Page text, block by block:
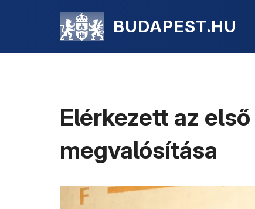
BUDAPEST.HU
Elérkezett az
megvalósítása